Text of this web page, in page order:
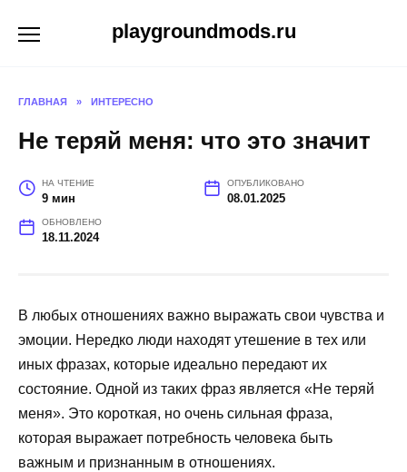
playgroundmods.ru
ГЛАВНАЯ » ИНТЕРЕСНО
Не теряй меня: что это значит
НА ЧТЕНИЕ
9 мин
ОПУБЛИКОВАНО
08.01.2025
ОБНОВЛЕНО
18.11.2024
В любых отношениях важно выражать свои чувства и
эмоции. Нередко люди находят утешение в тех или
иных фразах, которые идеально передают их
состояние. Одной из таких фраз является «Не теряй
меня». Это короткая, но очень сильная фраза,
которая выражает потребность человека быть
важным и признанным в отношениях.